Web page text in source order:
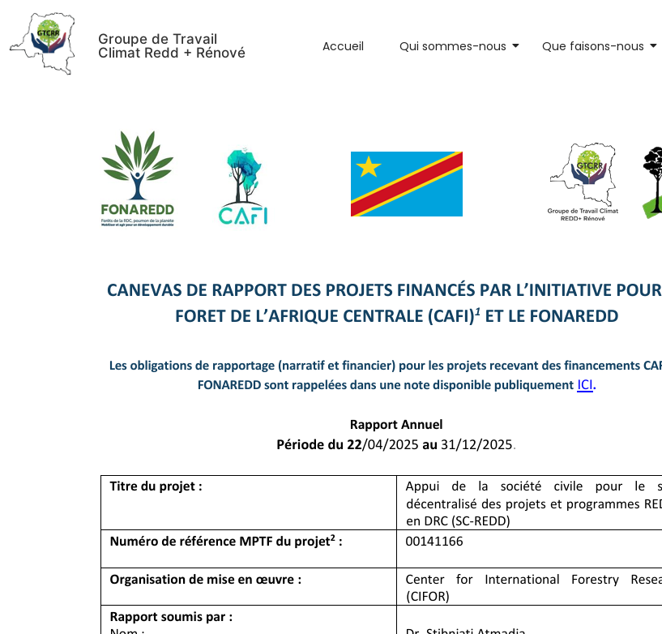
Groupe de Travail
Climat Redd + Rénové
Accueil Qui sommes-nous Que faisons-nous